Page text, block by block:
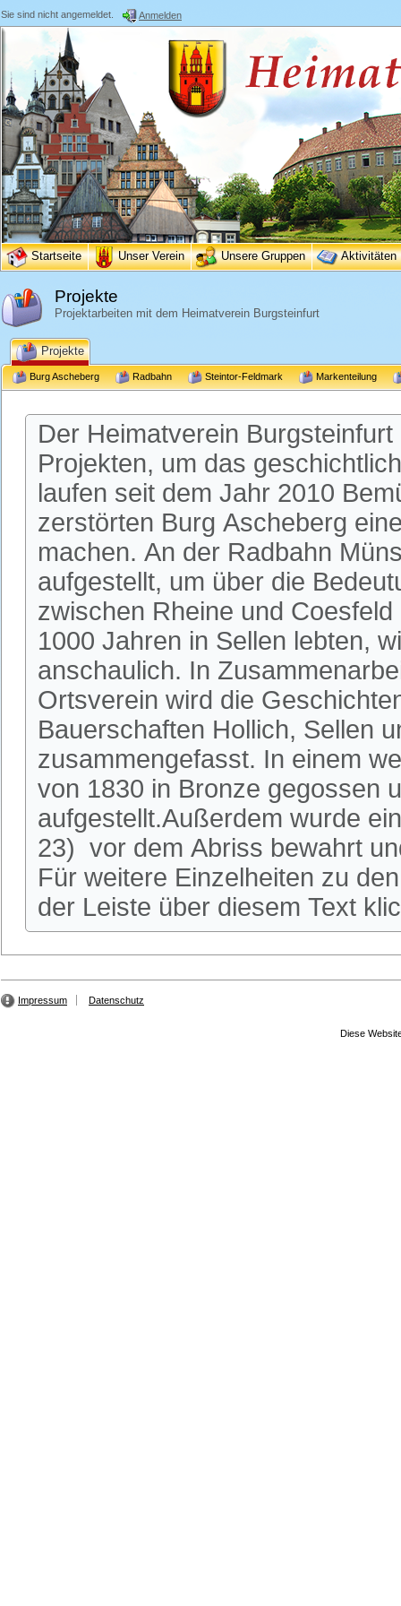
Sie sind nicht angemeldet. Anmelden
Startseite Unser Verein Unsere Gruppen Aktivitäten
Projekte
Projektarbeiten mit dem Heimatverein Burgsteinfurt
Projekte
Burg Ascheberg Radbahn Steintor-Feldmark Markenteilung
Der Heimatverein
Projekten, um das
laufen seit dem Jahr 2010
zerstörten Burg Ascheberg
machen. An der Radbahn
aufgestellt, um über die
zwischen Rheine und
1000 Jahren in Sellen lebten,
anschaulich. In
Ortsverein wird die
Bauerschaften Hollich, Sellen
zusammengefasst. In einem
von 1830 in Bronze gegossen
aufgestellt.Außerdem wurde
23) vor dem Abriss bewahrt
Für weitere Einzelheiten zu
der Leiste über diesem Text
Impressum Datenschutz
Diese